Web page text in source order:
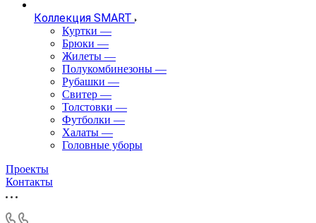
Коллекция SMART
Куртки —
Брюки —
Жилеты —
Полукомбинезоны —
Рубашки —
Свитер —
Толстовки —
Футболки —
Халаты —
Головные уборы
Проекты
Контакты